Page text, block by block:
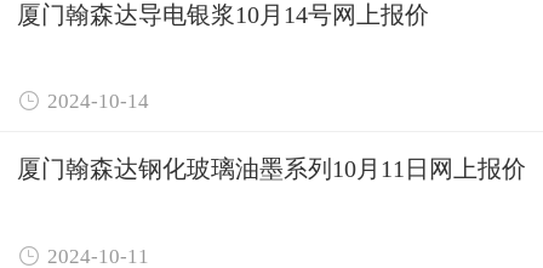
厦门翰森达导电银浆10月14号网上报价
 2024-10-14
厦门翰森达钢化玻璃油墨系列10月11日网上报价
 2024-10-11